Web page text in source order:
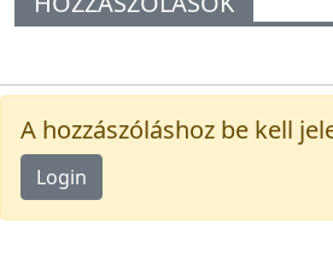
A hozzászóláshoz be kell
Login